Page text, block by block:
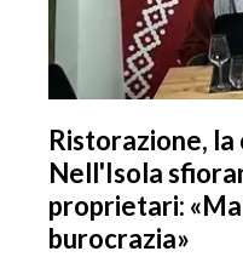
Ristorazione,
Nell'Isola
proprietari:
burocrazia»